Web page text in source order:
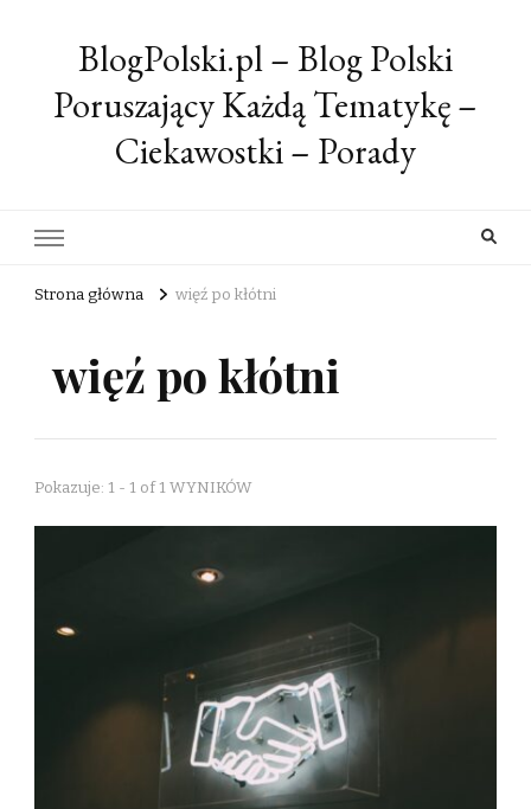
BlogPolski.pl – Blog Polski
Poruszający Każdą Tematykę –
Ciekawostki – Porady
Strona główna więź po kłótni
więź po kłótni
Pokazuje: 1 - 1 of 1 WYNIKÓW